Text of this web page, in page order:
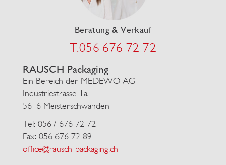
Beratung & Verkauf
T.056 676 72 72
RAUSCH Packaging
Ein Bereich der MEDEWO AG
Industriestrasse 1a
5616 Meisterschwanden
Tel: 056 / 676 72 72
Fax: 056 676 72 89
office@rausch-packaging.ch